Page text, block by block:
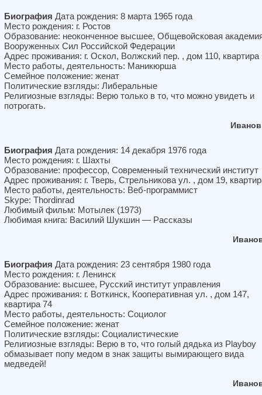
Биография Дата рождения: 8 марта 1965 года
Место рождения: г. Ростов
Образование: неоконченное высшее, Общевойсковая
Вооруженных Сил Российской Федерации
Адрес проживания: г. Оскол, Волжский пер. , дом 110, квартира
Место работы, деятельность: Маникюрша
Семейное положение: женат
Политические взгляды: Либеральные
Религиозные взгляды: Верю только в то, что можно увидеть и
потрогать.
Биография Дата рождения: 14 декабря 1976 года
Место рождения: г. Шахты
Образование: профессор, Современный технический институт
Адрес проживания: г. Тверь, Стрельникова ул. , дом 19,
Место работы, деятельность: Веб-программист
Skype: Thordinrad
Любимый фильм: Мотылек (1973)
Любимая книга: Василий Шукшин — Рассказы
Биография Дата рождения: 23 сентября 1980 года
Место рождения: г. Ленинск
Образование: высшее, Русский институт управления
Адрес проживания: г. Воткинск, Кооперативная ул. , дом 147,
квартира 74
Место работы, деятельность: Социолог
Семейное положение: женат
Политические взгляды: Социалистические
Религиозные взгляды: Верю в то, что голый дядька из Playboy
обмазывает попу медом в знак защиты вымирающего вида
медведей!